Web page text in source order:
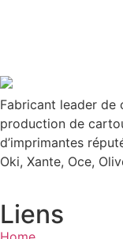
Fabricant leader de
production de
d’imprimantes
Oki, Xante, Oce,
Liens